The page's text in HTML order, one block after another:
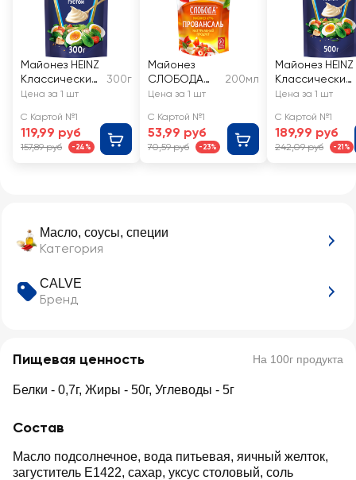
Масло, соусы, специи
Категория
CALVE
Бренд
Пищевая ценность На 100г продукта
Белки - 0,7г, Жиры - 50г, Углеводы - 5г
Состав
Масло подсолнечное, вода питьевая, яичный желток,
загуститель Е1422, сахар, уксус столовый, соль
Майонез HEINZ
Классический
67%
300г
Цена за 1 шт
С Картой №1
119,99 руб
157,89 руб -24%
Майонез
СЛОБОДА
Провансаль
200мл
Цена за 1 шт
С Картой №1
53,99 руб
70,59 руб -23%
Майонез HEINZ
Классический
67%
Цена за 1 шт
С Картой №1
189,99 руб
242,09 руб -21%